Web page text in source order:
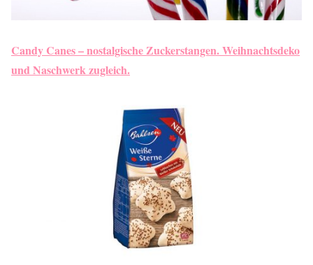
Candy Canes – nostalgische Zuckerstangen. Weihnachtsdeko
und Naschwerk zugleich.